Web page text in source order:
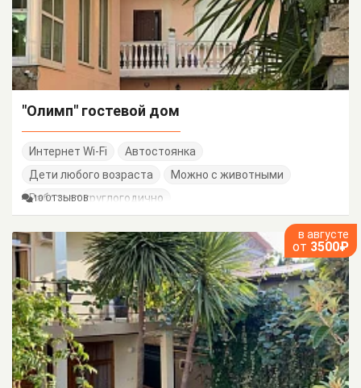
"Олимп" гостевой дом
Интернет Wi-Fi
Автостоянка
Дети любого возраста
Можно с животными
Работает круглогодично
10 ОТЗЫВОВ
в августе
от 3500₽